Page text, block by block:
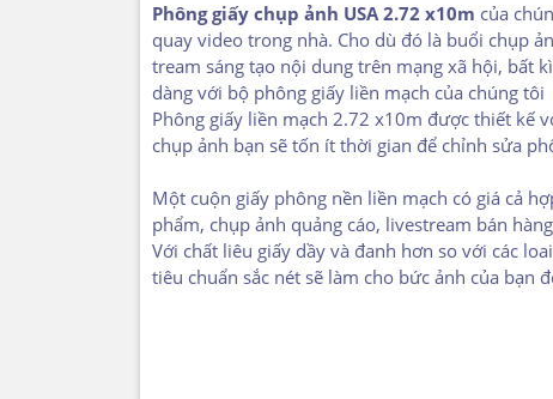
Phông giấy chụp ảnh USA 2.72 x10m của
quay video trong nhà. Cho dù đó là buổi chụp
tream sáng tạo nội dung trên mạng xã hội, bất kì
dàng với bộ phông giấy liền mạch của chúng tôi
Phông giấy liền mạch 2.72 x10m được thiết kế
chụp ảnh bạn sẽ tốn ít thời gian để chỉnh sửa
Một cuộn giấy phông nền liền mạch có giá cả
phẩm, chụp ảnh quảng cáo, livestream bán
Với chất liêu giấy dầy và đanh hơn so với các loai
tiêu chuẩn sắc nét sẽ làm cho bức ảnh của bạn